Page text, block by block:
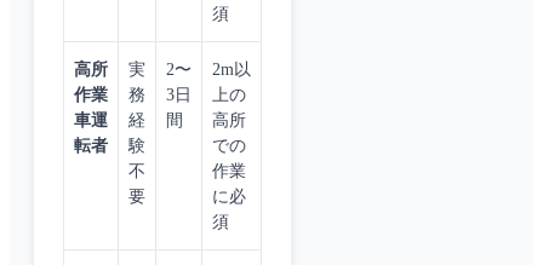
須
高所
作業
車運
転者
実
務
経
験
不
要
2〜
3日
間
2m以
上の
高所
での
作業
に必
須